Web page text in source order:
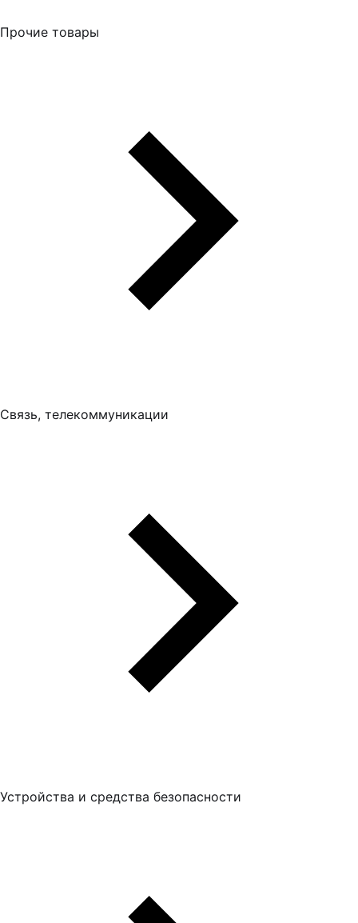
Прочие товары
Связь, телекоммуникации
Устройства и средства безопасности